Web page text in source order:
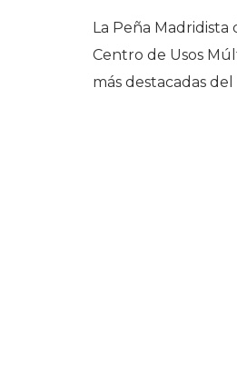
La Peña Madridista
Centro de Usos
más destacadas